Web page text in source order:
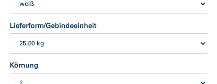
Lieferform/Gebindeeinheit
Körnung